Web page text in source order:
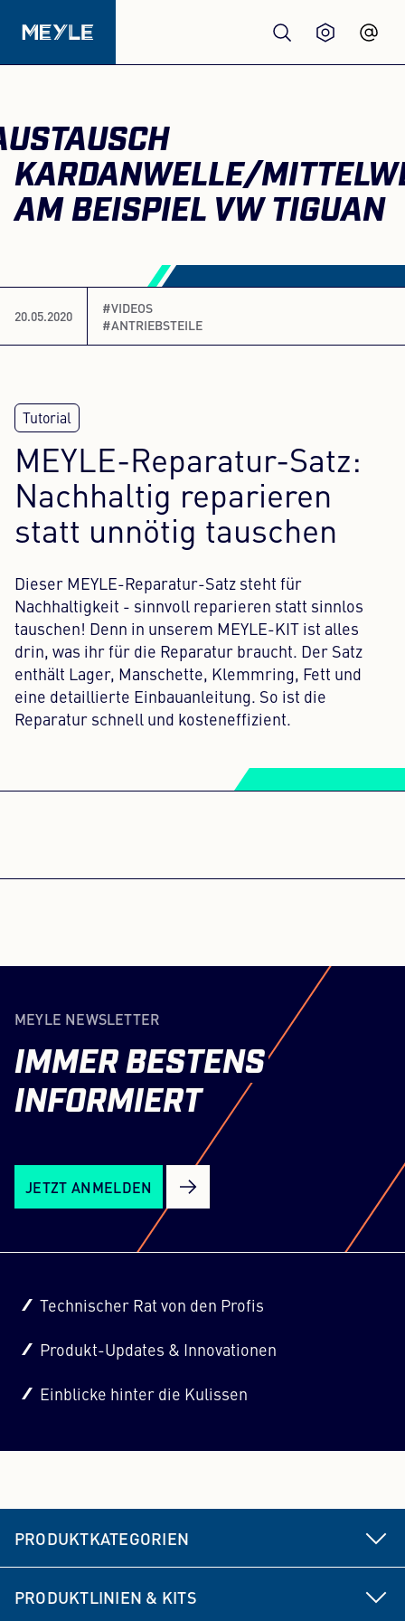
Qualität
Werkstätten
Großhandel
Über Uns
Content Hub
Presse
Karriere
Sprache: Deutsch
KARDANWELLE/
AM BEISPIEL VW TIGUAN
20.05.2020
#VIDEOS
#ANTRIEBSTEILE
MEYLE-Reparatur-Satz:
Nachhaltig reparieren
statt unnötig tauschen
Dieser MEYLE-Reparatur-Satz steht für
Nachhaltigkeit - sinnvoll reparieren statt sinnlos
tauschen! Denn in unserem MEYLE-KIT ist alles
drin, was ihr für die Reparatur braucht. Der Satz
enthält Lager, Manschette, Klemmring, Fett und
eine detaillierte Einbauanleitung. So ist die
Reparatur schnell und kosteneffizient.
die Besuchern nicht offengelegt werden,
nicht geladen werden. Der Besitzer der
Website muss diese mit seinem CMP
einrichten, um diesen Inhalt zur Liste der
verwendeten Technologien hinzuzufügen.
Powered byUsercentrics Consent Management
Platform
MEYLE NEWSLETTER
IMMER BESTENS
INFORMIERT
JETZT ANMELDEN
Technischer Rat von den Profis
Produkt-Updates & Innovationen
Einblicke hinter die Kulissen
PRODUKTKATEGORIEN
PRODUKTLINIEN & KITS